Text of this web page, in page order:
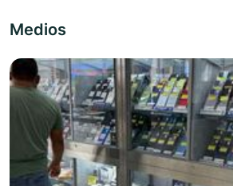
Medios